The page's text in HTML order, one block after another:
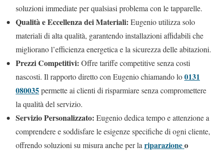
soluzioni immediate per qualsiasi problema con le tapparelle.
Qualità e Eccellenza dei Materiali: Eugenio utilizza solo
materiali di alta qualità, garantendo installazioni affidabili che
migliorano l’efficienza energetica e la sicurezza delle abitazioni.
Prezzi Competitivi: Offre tariffe competitive senza costi
nascosti. Il rapporto diretto con Eugenio chiamando lo0131
080035permette ai clienti di risparmiare senza compromettere
la qualità del servizio.
Servizio Personalizzato: Eugenio dedica tempo e attenzione a
comprendere e soddisfare le esigenze specifiche di ogni cliente,
offrendo soluzioni su misura anche per la riparazioneo